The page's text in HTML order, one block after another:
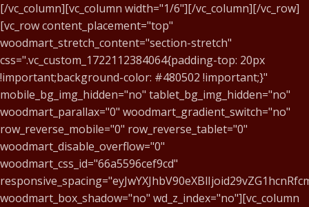
[/vc_column][vc_column width="1/6"][/vc_column][/vc_row]
[vc_row content_placement="top"
woodmart_stretch_content="section-stretch"
css=".vc_custom_1722112384064{padding-top: 20px
!important;background-color: #480502 !important;}"
mobile_bg_img_hidden="no" tablet_bg_img_hidden="no"
woodmart_parallax="0" woodmart_gradient_switch="no"
row_reverse_mobile="0" row_reverse_tablet="0"
woodmart_disable_overflow="0"
woodmart_css_id="66a5596cef9cd"
woodmart_box_shadow="no" wd_z_index="no"][vc_column